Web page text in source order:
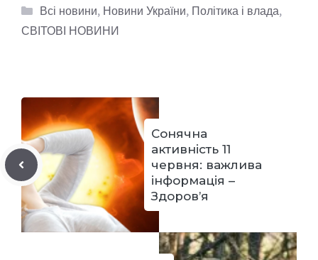
Категорії
Всі новини, Новини України, Політика і влада,
СВІТОВІ НОВИНИ
Сонячна
активність 11
червня: важлива
інформація –
Здоров’я